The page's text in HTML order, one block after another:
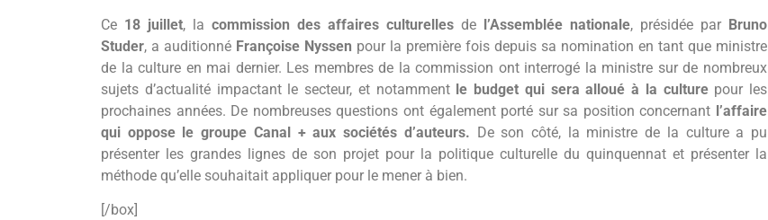
Ce 18 juillet, lacommission des affaires culturelles de l’Assemblée nationale, présidée par Bruno
Studer, a auditionné Françoise Nyssen pour la première fois depuis sa nomination en tant que ministre
de la culture en mai dernier. Les membres de la commission ont interrogé la ministre sur de nombreux
sujets d’actualité impactant le secteur, et notamment le budget qui sera alloué à la culturepour les
prochaines années. De nombreuses questions ont également porté sur sa position concernant l’affaire
qui oppose le groupe Canal + aux sociétés d’auteurs. De son côté, la ministre de la culture a pu
présenter les grandes lignes de son projet pour la politique culturelle du quinquennat et présenter la
méthode qu’elle souhaitait appliquer pour le mener à bien.
[/box]